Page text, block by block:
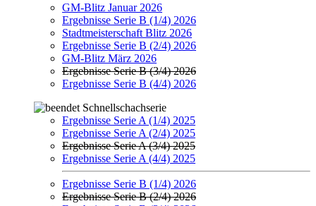
GM-Blitz Januar 2026
Ergebnisse Serie B (1/4) 2026
Stadtmeisterschaft Blitz 2026
Ergebnisse Serie B (2/4) 2026
GM-Blitz März 2026
Ergebnisse Serie B (3/4) 2026
Ergebnisse Serie B (4/4) 2026
Schnellschachserie
Ergebnisse Serie A (1/4) 2025
Ergebnisse Serie A (2/4) 2025
Ergebnisse Serie A (3/4) 2025
Ergebnisse Serie A (4/4) 2025
Ergebnisse Serie B (1/4) 2026
Ergebnisse Serie B (2/4) 2026